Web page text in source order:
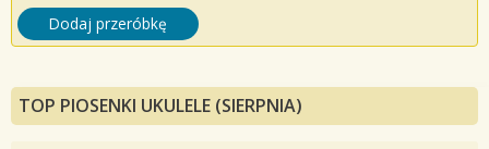
Dodaj przeróbkę
TOP PIOSENKI UKULELE (SIERPNIA)